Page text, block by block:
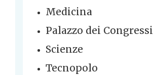
Medicina
Palazzo dei Congressi
Scienze
Tecnopolo